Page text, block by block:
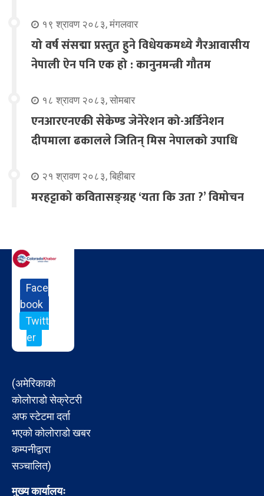
१९ श्रावण २०८३, मंगलवार
यो वर्ष संसद्मा प्रस्तुत हुने विधेयकमध्ये गैरआवासीय
नेपाली ऐन पनि एक हो : कानुनमन्त्री गौतम
१८ श्रावण २०८३, सोमबार
एनआरएनएकी सेकेण्ड जेनेरेशन को-अर्डिनेशन
दीपमाला ढकालले जितिन् मिस नेपालको उपाधि
२१ श्रावण २०८३, बिहीबार
मरहट्टाको कवितासङ्ग्रह ‘यता कि उता ?’ विमोचन
Face
book
Twitt
er
(अमेरिकाको
कोलोराडो सेक्रेटरी
अफ स्टेटमा दर्ता
भएको कोलोराडो खबर
कम्पनीद्वारा
सञ्चालित)
मुख्य कार्यालयः